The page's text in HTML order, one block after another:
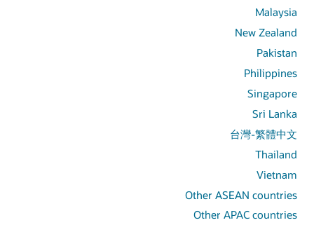
Malaysia
New Zealand
Pakistan
Philippines
Singapore
Sri Lanka
台灣-繁體中文
Thailand
Vietnam
Other ASEAN countries
Other APAC countries